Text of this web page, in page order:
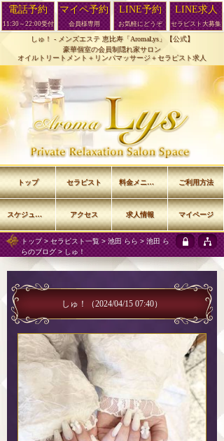
しゅ！ - メンズエステ 恵比寿「AromaLys」【公式】
豪華個室の会員制隠れ家サロン
オイルトリートメント＋リンパマッサージ＋セラピスト求人
トップ> セラピスト一覧 >池田 らら >池田 ら
らのブログ> しゅ！
しゅ！ （2024/04/15 07:40）
トップ セラピスト 料金メニュー ご利用方法
スケジュール アクセス 求人情報 マイページ
電話予約
11:30～22:00受付
マイペ予約
会員様専用
LINE予約
お気軽にどうぞ
LINE求人
セラピスト大募集